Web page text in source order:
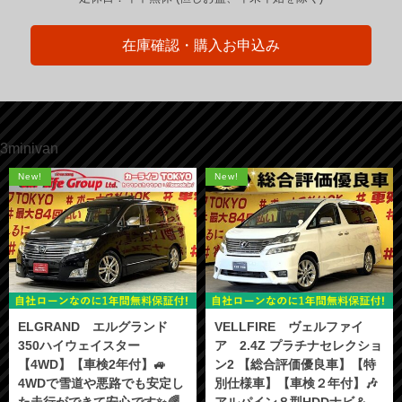
在庫確認・購入お申込み
3minivan
New!
ELGRAND エルグランド
350ハイウェイスター
【4WD】【車検2年付】🚙
4WDで雪道や悪路でも安定し
New!
VELLFIRE ヴェルファイ
ア 2.4Z プラチナセレクショ
ン2 【総合評価優良車】【特
別仕様車】【車検２年付】🎶